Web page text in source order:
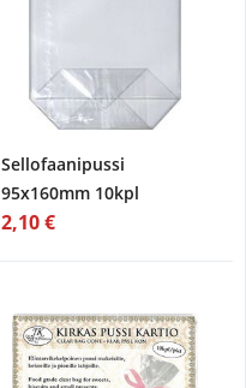
Sellofaanipussi
95x160mm 10kpl
2,10 €